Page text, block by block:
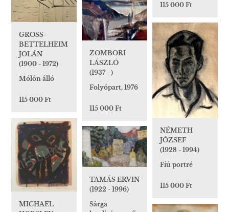
115 000 Ft
GROSS-
BETTELHEIM
JOLÁN
(1900 - 1972)
Mólón álló
115 000 Ft
ZOMBORI
LÁSZLÓ
(1937 - )
Folyópart, 1976
115 000 Ft
NÉMETH
JÓZSEF
(1928 - 1994)
Fiú portré
115 000 Ft
MICHAEL
TAMÁS ERVIN
(1922 - 1996)
Sárga